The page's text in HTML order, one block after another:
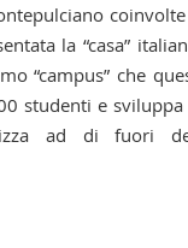
la “casa”
“campus” che
studenti e
ad di fuori